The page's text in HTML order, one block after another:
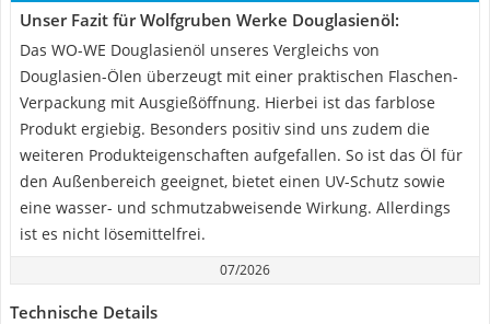
Unser Fazit für Wolfgruben Werke Douglasienöl:
Das WO-WE Douglasienöl unseres Vergleichs von
Douglasien-Ölen überzeugt mit einer praktischen Flaschen-
Verpackung mit Ausgießöffnung. Hierbei ist das farblose
Produkt ergiebig. Besonders positiv sind uns zudem die
weiteren Produkteigenschaften aufgefallen. So ist das Öl für
den Außenbereich geeignet, bietet einen UV-Schutz sowie
eine wasser- und schmutzabweisende Wirkung. Allerdings
ist es nicht lösemittelfrei.
07/2026
Technische Details